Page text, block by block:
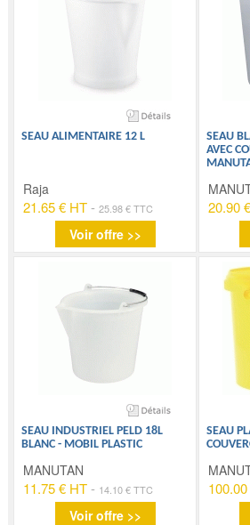
SEAU ALIMENTAIRE 12 L
Raja
21.65 € HT -25.98 € TTC
Voir offre >>
SEAU
AVEC
20.90
SEAU INDUSTRIEL PELD 18L
BLANC - MOBIL PLASTIC
MANUTAN
11.75 € HT - 14.10 € TTC
Voir offre >>
SEAU